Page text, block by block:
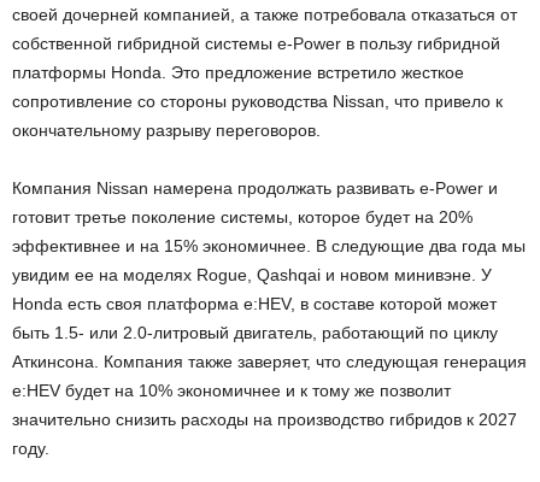
своей дочерней компанией, а также потребовала отказаться от
собственной гибридной системы e-Power в пользу гибридной
платформы Honda. Это предложение встретило жесткое
сопротивление со стороны руководства Nissan, что привело к
окончательному разрыву переговоров.
Компания Nissan намерена продолжать развивать e-Power и
готовит третье поколение системы, которое будет на 20%
эффективнее и на 15% экономичнее. В следующие два года мы
увидим ее на моделях Rogue, Qashqai и новом минивэне. У
Honda есть своя платформа e:HEV, в составе которой может
быть 1.5- или 2.0-литровый двигатель, работающий по циклу
Аткинсона. Компания также заверяет, что следующая генерация
e:HEV будет на 10% экономичнее и к тому же позволит
значительно снизить расходы на производство гибридов к 2027
году.